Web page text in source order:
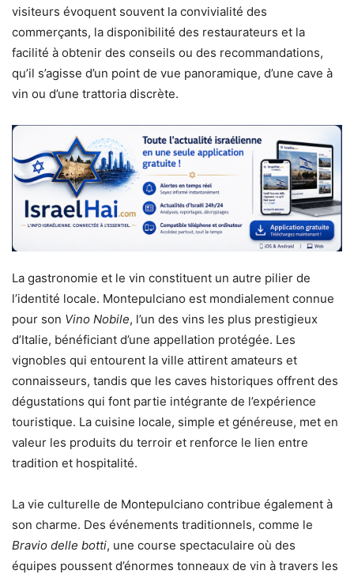
visiteurs évoquent souvent la convivialité des
commerçants, la disponibilité des restaurateurs et la
facilité à obtenir des conseils ou des recommandations,
qu’il s’agisse d’un point de vue panoramique, d’une cave à
vin ou d’une trattoria discrète.
La gastronomie et le vin constituent un autre pilier de
l’identité locale. Montepulciano est mondialement connue
pour son Vino Nobile, l’un des vins les plus prestigieux
d’Italie, bénéficiant d’une appellation protégée. Les
vignobles qui entourent la ville attirent amateurs et
connaisseurs, tandis que les caves historiques offrent des
dégustations qui font partie intégrante de l’expérience
touristique. La cuisine locale, simple et généreuse, met en
valeur les produits du terroir et renforce le lien entre
tradition et hospitalité.
La vie culturelle de Montepulciano contribue également à
son charme. Des événements traditionnels, comme le
Bravio delle botti, une course spectaculaire où des
équipes poussent d’énormes tonneaux de vin à travers les